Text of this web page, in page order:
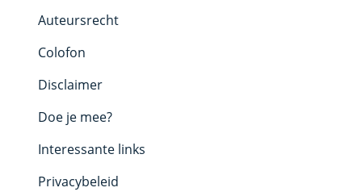
Auteursrecht
Colofon
Disclaimer
Doe je mee?
Interessante links
Privacybeleid